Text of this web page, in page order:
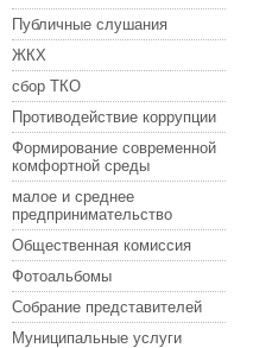
Публичные слушания
ЖКХ
сбор ТКО
Противодействие коррупции
Формирование современной
комфортной среды
малое и среднее
предпринимательство
Общественная комиссия
Фотоальбомы
Собрание представителей
Муниципальные услуги